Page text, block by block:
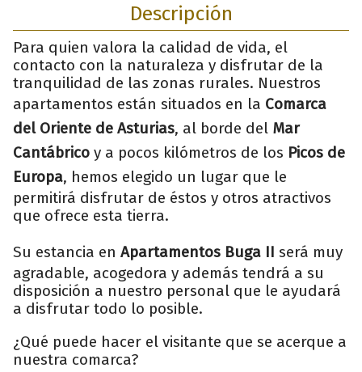
Descripción
Para quien valora la calidad de vida, el
contacto con la naturaleza y disfrutar de la
tranquilidad de las zonas rurales. Nuestros
apartamentos están situados en la Comarca
del Oriente de Asturias, al borde del Mar
Cantábrico y a pocos kilómetros de los Picos de
Europa, hemos elegido un lugar que le
permitirá disfrutar de éstos y otros atractivos
que ofrece esta tierra.
Su estancia en Apartamentos Buga II será muy
agradable, acogedora y además tendrá a su
disposición a nuestro personal que le ayudará
a disfrutar todo lo posible.
¿Qué puede hacer el visitante que se acerque a
nuestra comarca?